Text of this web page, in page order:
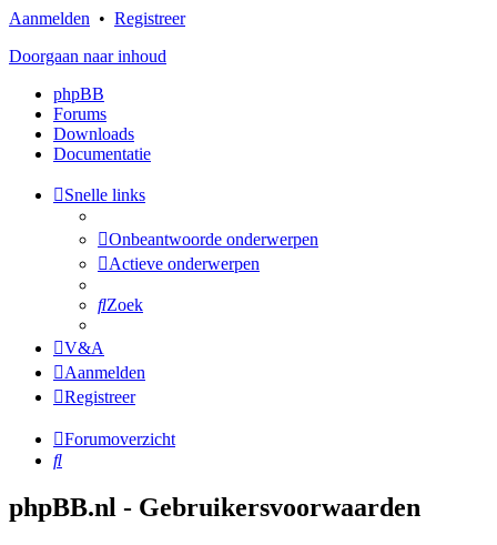
Aanmelden • Registreer
Doorgaan naar inhoud
phpBB
Forums
Downloads
Documentatie
Snelle links
Onbeantwoorde onderwerpen
Actieve onderwerpen
Zoek
V&A
Aanmelden
Registreer
Forumoverzicht
Zoek
phpBB.nl - Gebruikersvoorwaarden